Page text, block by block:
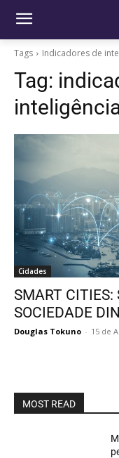
Tags Indicadores de
Tag:
Cidades
SMART CITIES:
SOCIEDADE
Douglas Tokuno - 15 de
MOST READ